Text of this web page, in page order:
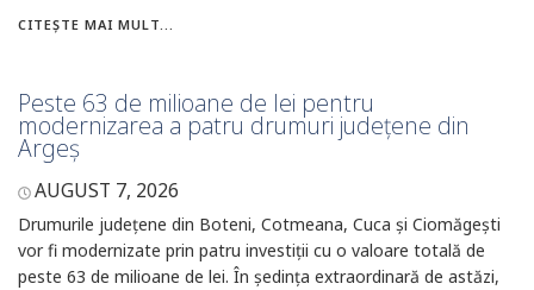
CITEȘTE MAI MULT...
Peste 63 de milioane de lei pentru
modernizarea a patru drumuri județene din
Argeș
AUGUST 7, 2026
Drumurile județene din Boteni, Cotmeana, Cuca și Ciomăgești
vor fi modernizate prin patru investiții cu o valoare totală de
peste 63 de milioane de lei. În ședința extraordinară de astăzi,